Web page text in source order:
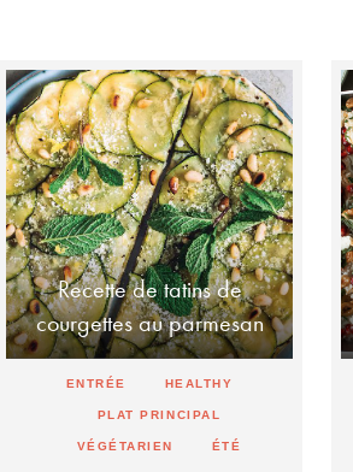
Recette de tatins de
courgettes au parmesan
ENTRÉE HEALTHY
PLAT PRINCIPAL
VÉGÉTARIEN ÉTÉ